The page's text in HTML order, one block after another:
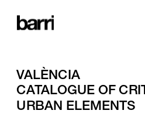
VALÈNCIA
CATALOGUE OF
URBAN ELEMENTS